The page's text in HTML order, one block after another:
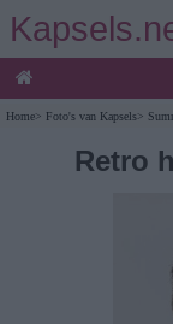
Home> Foto's van Kapsels>
Retro